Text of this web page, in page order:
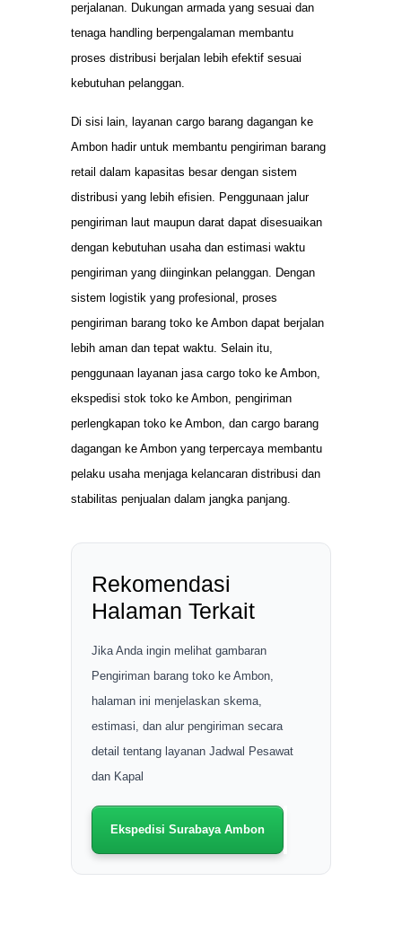
perjalanan. Dukungan armada yang sesuai dan
tenaga handling berpengalaman membantu
proses distribusi berjalan lebih efektif sesuai
kebutuhan pelanggan.
Di sisi lain, layanan cargo barang dagangan ke
Ambon hadir untuk membantu pengiriman barang
retail dalam kapasitas besar dengan sistem
distribusi yang lebih efisien. Penggunaan jalur
pengiriman laut maupun darat dapat disesuaikan
dengan kebutuhan usaha dan estimasi waktu
pengiriman yang diinginkan pelanggan. Dengan
sistem logistik yang profesional, proses
pengiriman barang toko ke Ambon dapat berjalan
lebih aman dan tepat waktu. Selain itu,
penggunaan layanan jasa cargo toko ke Ambon,
ekspedisi stok toko ke Ambon, pengiriman
perlengkapan toko ke Ambon, dan cargo barang
dagangan ke Ambon yang terpercaya membantu
pelaku usaha menjaga kelancaran distribusi dan
stabilitas penjualan dalam jangka panjang.
Rekomendasi
Halaman Terkait
Jika Anda ingin melihat gambaran
Pengiriman barang toko ke Ambon,
halaman ini menjelaskan skema,
estimasi, dan alur pengiriman secara
detail tentang layanan Jadwal Pesawat
dan Kapal
Ekspedisi Surabaya Ambon